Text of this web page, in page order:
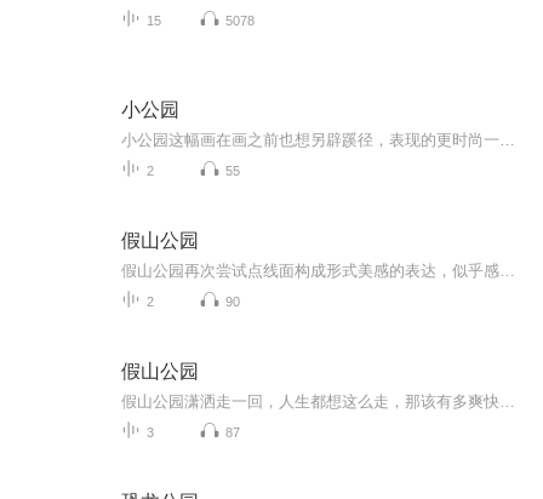
15 5078
小公园
2 55
假山公园
2 90
假山公园
3 87